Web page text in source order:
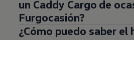
un Caddy Cargo de
Furgocasión?
¿Cómo puedo saber el
de mantenimiento de